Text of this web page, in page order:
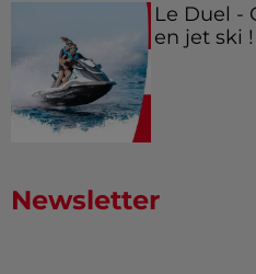
Le Duel -
en jet ski !
Newsletter